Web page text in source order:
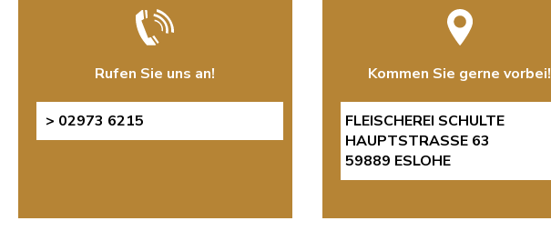
Rufen Sie uns an!
> 02973 6215
Kommen Sie gerne vorbei!
FLEISCHEREI SCHULTE
HAUPTSTRASSE 63
59889 ESLOHE